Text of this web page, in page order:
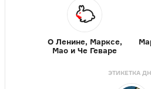
О Ленине, Марксе,
Мао и Че Геваре
ЭТИКЕТКА